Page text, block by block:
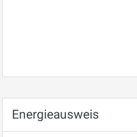
Energieausweis